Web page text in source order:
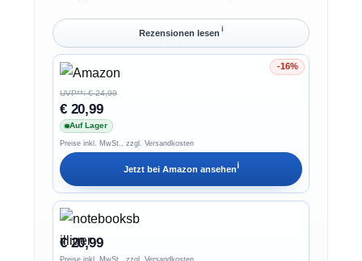
Rezensionen lesen ℹ︎
-16%
Ersparnis 16%
UVP**: € 24,99
€ 20,99
Auf Lager
Preise inkl. MwSt., zzgl. Versandkosten
Jetzt bei Amazon ansehenℹ︎
€ 20,99
Preise inkl. MwSt., zzgl. Versandkosten